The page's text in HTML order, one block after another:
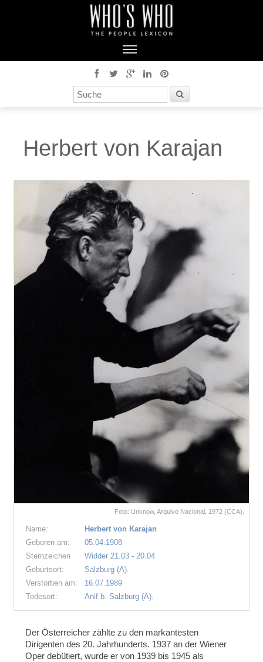
Herbert von Karajan
Foto: Unknow, Arquivo Nacional, 1972 (CCA).
Name:
Herbert von Karajan
Geboren am:
05.04.1908
Sternzeichen
Widder 21.03 - 20.04
Geburtsort:
Salzburg (A).
Verstorben am:
16.07.1989
Todesort:
Anif b. Salzburg (A).
Der Österreicher zählte zu den markantesten
Dirigenten des 20. Jahrhunderts. 1937 an der Wiener
Oper debütiert, wurde er von 1939 bis 1945 als